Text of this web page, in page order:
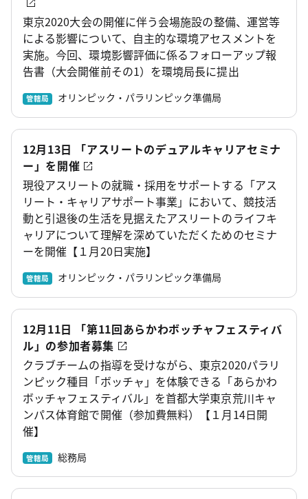
東京2020大会の開催に伴う会場施設の整備、運営等
による影響について、自主的な環境アセスメントを
実施。今回、環境影響評価に係るフォローアップ報
告書（大会開催前その1）を環境局長に提出
管轄局 オリンピック・パラリンピック準備局
12月13日 「アスリートのデュアルキャリアセミナ
ー」を開催
現役アスリートの就職・採用をサポートする「アス
リート・キャリアサポート事業」において、競技活
動と引退後の生活を見据えたアスリートのライフキ
ャリアについて理解を深めていただくためのセミナ
ーを開催【１月20日実施】
管轄局 オリンピック・パラリンピック準備局
12月11日 「第11回あらかわボッチャフェスティバ
ル」の参加者募集
クラブチームの指導を受けながら、東京2020パラリ
ンピック種目「ボッチャ」を体験できる「あらかわ
ボッチャフェスティバル」を首都大学東京荒川キャ
ンパス体育館で開催（参加費無料）【１月14日開
催】
管轄局 総務局